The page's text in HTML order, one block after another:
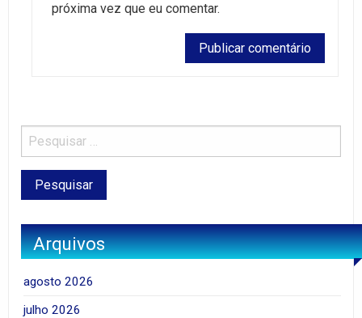
próxima vez que eu comentar.
Arquivos
agosto 2026
julho 2026